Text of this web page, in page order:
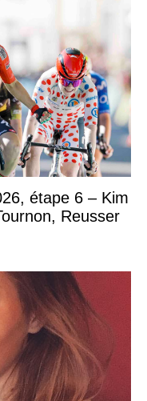
étape 6 – Kim
Reusser